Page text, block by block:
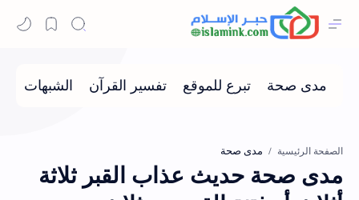
الصفحة الرئيسية مدى صحة
مدى صحة حديث عذاب القبر ثلاثة